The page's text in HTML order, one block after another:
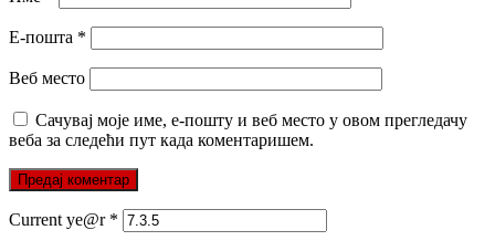
Е-пошта *
Веб место
Сачувај моје име, е-пошту и веб место у овом прегледачу
веба за следећи пут када коментаришем.
Current ye@r *